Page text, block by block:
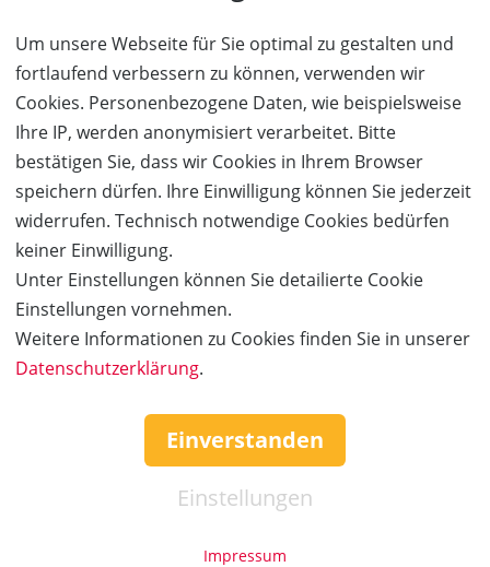
Um unsere Webseite für Sie optimal zu gestalten und
fortlaufend verbessern zu können, verwenden wir
Cookies. Personenbezogene Daten, wie beispielsweise
Ihre IP, werden anonymisiert verarbeitet. Bitte
bestätigen Sie, dass wir Cookies in Ihrem Browser
speichern dürfen. Ihre Einwilligung können Sie jederzeit
widerrufen. Technisch notwendige Cookies bedürfen
keiner Einwilligung.
Unter Einstellungen können Sie detailierte Cookie
Einstellungen vornehmen.
Weitere Informationen zu Cookies finden Sie in unserer
Datenschutzerklärung.
Einverstanden
Einstellungen
Impressum
BESTELLUNG FORTSETZEN
Kauf über bestehendes Kundenkonto
Wenn Sie bereits ein Kundenkonto haben, können Sie sich
nachfolgend einloggen. Die Daten, die zur Bestellung nötig sind,
werden dann automatisch aus Ihrem Kundenkonto
Service & Hilfe
Mo. - Fr. 09:00-16:00
info@coupon-future.de